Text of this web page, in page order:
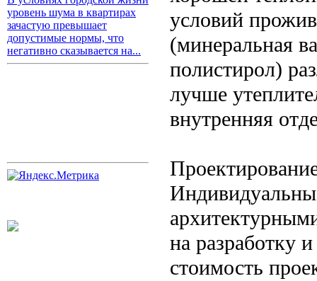
уровень шума в квартирах
зачастую превышает
допустимые нормы, что
негативно сказывается на...
условий
(минеральная
полистирол)
лучше
внутренняя
на разработку
стоимость